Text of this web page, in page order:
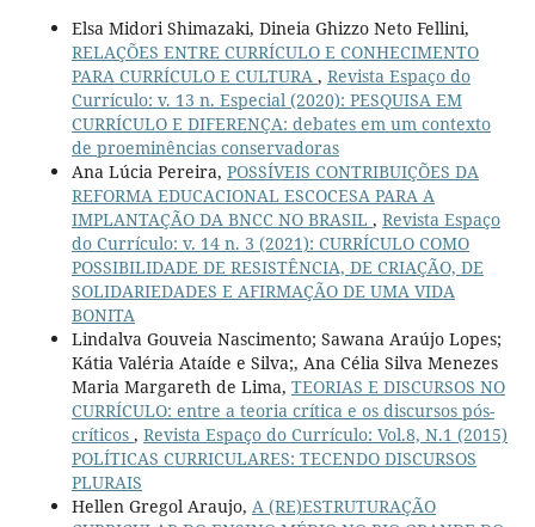
Elsa Midori Shimazaki, Dineia Ghizzo Neto Fellini,
RELAÇÕES ENTRE CURRÍCULO E CONHECIMENTO
PARA CURRÍCULO E CULTURA , Revista Espaço do
Currículo: v. 13 n. Especial (2020): PESQUISA EM
CURRÍCULO E DIFERENÇA: debates em um contexto
de proeminências conservadoras
Ana Lúcia Pereira, POSSÍVEIS CONTRIBUIÇÕES DA
REFORMA EDUCACIONAL ESCOCESA PARA A
IMPLANTAÇÃO DA BNCC NO BRASIL , Revista Espaço
do Currículo: v. 14 n. 3 (2021): CURRÍCULO COMO
POSSIBILIDADE DE RESISTÊNCIA, DE CRIAÇÃO, DE
SOLIDARIEDADES E AFIRMAÇÃO DE UMA VIDA
BONITA
Lindalva Gouveia Nascimento; Sawana Araújo Lopes;
Kátia Valéria Ataíde e Silva;, Ana Célia Silva Menezes
Maria Margareth de Lima, TEORIAS E DISCURSOS NO
CURRÍCULO: entre a teoria crítica e os discursos pós-
críticos , Revista Espaço do Currículo: Vol.8, N.1 (2015)
POLÍTICAS CURRICULARES: TECENDO DISCURSOS
PLURAIS
Hellen Gregol Araujo, A (RE)ESTRUTURAÇÃO